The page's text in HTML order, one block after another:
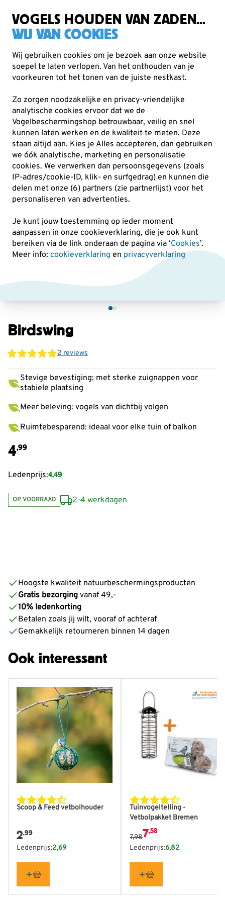
VOGELS HOUDEN VAN ZADEN...
WIJ VAN COOKIES
Wij gebruiken cookies om je bezoek aan onze website
soepel te laten verlopen. Van het onthouden van je
voorkeuren tot het tonen van de juiste nestkast.
Zo zorgen noodzakelijke en privacy-vriendelijke
analytische cookies ervoor dat we de
Vogelbeschermingshop betrouwbaar, veilig en snel
kunnen laten werken en de kwaliteit te meten. Deze
staan altijd aan. Kies je Alles accepteren, dan gebruiken
we óók analytische, marketing en personalisatie
cookies. We verwerken dan persoonsgegevens (zoals
IP-adres/cookie-ID, klik- en surfgedrag) en kunnen die
delen met onze (6) partners (zie partnerlijst) voor het
personaliseren van advertenties.
Je kunt jouw toestemming op ieder moment
aanpassen in onze cookieverklaring, die je ook kunt
bereiken via de link onderaan de pagina via ‘Cookies’.
Meer info: cookieverklaring en privacyverklaring
Voederhuisjes & -silo's Voederhuisjes voor vetproducten
Birdswing
2 reviews
Stevige bevestiging: met sterke zuignappen voor
stabiele plaatsing
Meer beleving: vogels van dichtbij volgen
Ruimtebesparend: ideaal voor elke tuin of balkon
4,99
Ledenprijs:4,49
OP VOORRAAD 2-4 werkdagen
Hoogste kwaliteit natuurbeschermingsproducten
Gratis bezorging vanaf 49,-
10% ledenkorting
Betalen zoals jij wilt, vooraf of achteraf
Gemakkelijk retourneren binnen 14 dagen
Ook interessant
Scoop & Feed vetbolhouder
2,99
Ledenprijs:2,69
Tuinvogeltelling -
Vetbolpakket Bremen
De prijs is afhankelijk van
7,987,58
Ledenprijs:6,82